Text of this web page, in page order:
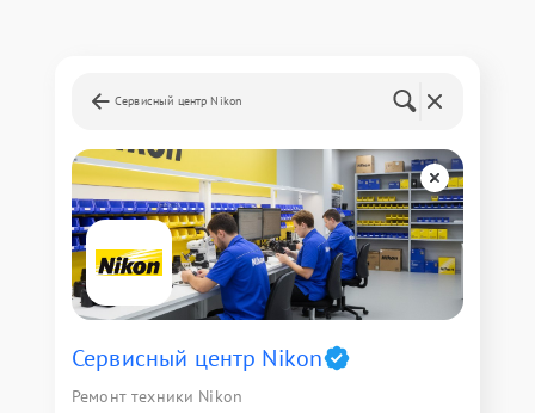
Сервисный центр Nikon
Сервисный центр Nikon
Ремонт техники Nikon